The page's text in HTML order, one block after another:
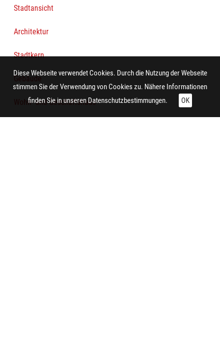
Stadtansicht
Architektur
Stadtkern
Gebäude
Wohn- und Geschäftshaus
Diese Webseite verwendet Cookies. Durch die Nutzung der Webseite
stimmen Sie der Verwendung von Cookies zu. Nähere Informationen
finden Sie in unseren Datenschutzbestimmungen. OK